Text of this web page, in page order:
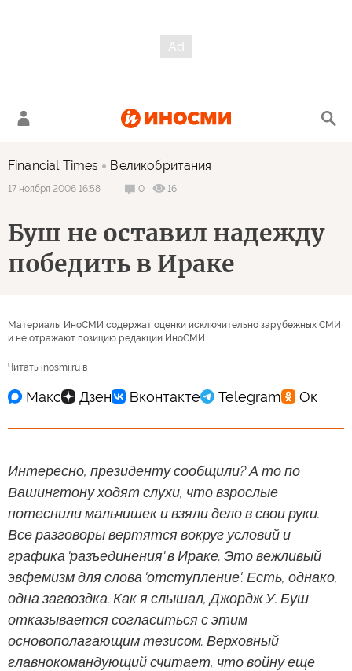
Financial Times Великобритания
17 ноября 2006 16:58 0 16
Буш не оставил надежду
победить в Ираке
Материалы ИноСМИ содержат оценки исключительно зарубежных СМИ
и не отражают позицию редакции ИноСМИ
Читать inosmi.ru в
Интересно, президенту сообщили? А то по
Вашингтону ходят слухи, что взрослые
потеснили мальчишек и взяли дело в свои руки.
Все разговоры вертятся вокруг условий и
графика 'разъединения' в Ираке. Это вежливый
эвфемизм для слова 'отступление'. Есть, однако,
одна загвоздка. Как я слышал, Джордж У. Буш
отказывается согласиться с этим
основополагающим тезисом. Верховный
главнокомандующий считает, что войну еще